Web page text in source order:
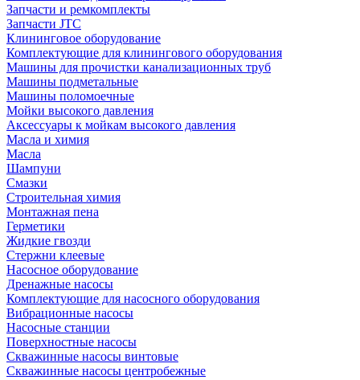
Запчасти и ремкомплекты
Запчасти JTC
Клининговое оборудование
Комплектующие для клинингового оборудования
Машины для прочистки канализационных труб
Машины подметальные
Машины поломоечные
Мойки высокого давления
Аксессуары к мойкам высокого давления
Масла и химия
Масла
Шампуни
Смазки
Строительная химия
Монтажная пена
Герметики
Жидкие гвозди
Стержни клеевые
Насосное оборудование
Дренажные насосы
Комплектующие для насосного оборудования
Вибрационные насосы
Насосные станции
Поверхностные насосы
Скважинные насосы винтовые
Скважинные насосы центробежные